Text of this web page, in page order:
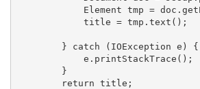
Element tmp =
title = tmp.text();
} catch (IOException e) {
e.printStackTrace();
}
return title;